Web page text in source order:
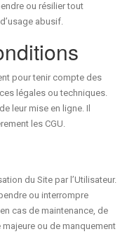
ou résilier tout
abusif.
pour tenir compte des
légales ou techniques.
leur mise en ligne. Il
les CGU.
du Site par l’Utilisateur.
ou interrompre
cas de maintenance, de
ou de manquement